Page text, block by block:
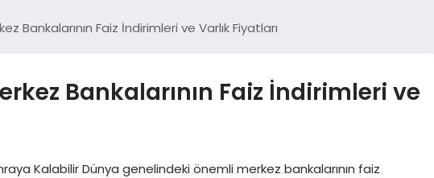
Bankalarının Faiz İndirimleri ve Varlık Fiyatları
Bankalarının Faiz İndirimleri ve
Kalabilir Dünya genelindeki önemli merkez bankalarının faiz